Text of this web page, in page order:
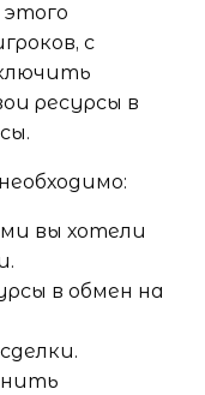
с
ресурсы в
вы хотели
в обмен на